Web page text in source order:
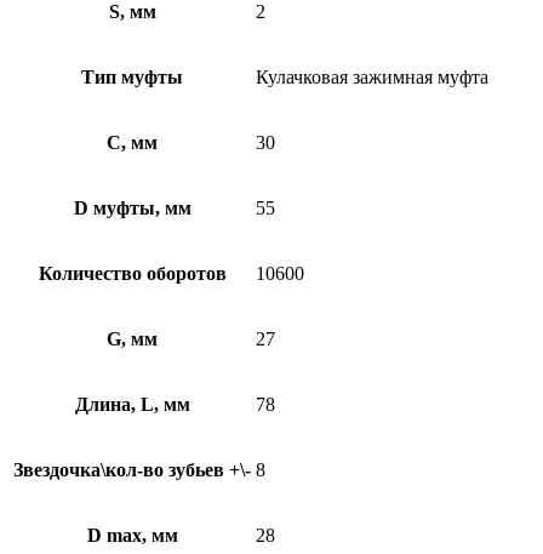
S, мм 2
Тип муфты Кулачковая зажимная муфта
C, мм 30
D муфты, мм 55
Количество оборотов 10600
G, мм 27
Длина, L, мм 78
Звездочка\кол-во зубьев +\- 8
D max, мм 28